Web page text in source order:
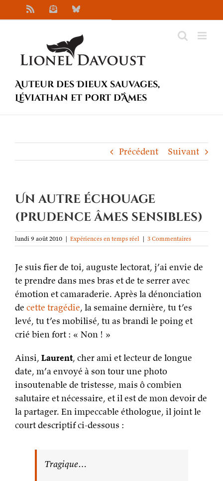
au
NewsletterBluesky
Auteur des Dieux sauvages,
Léviathan et Port d’Âmes
Précédent Suivant
Un autre échouage
(prudence âmes sensibles)
lundi 9 août 2010 | Expériences en temps réel | 3 Commentaires
Je suis fier de toi, auguste lectorat, j’ai envie de
te prendre dans mes bras et de te serrer avec
émotion et camaraderie. Après la dénonciation
de cette tragédie, la semaine dernière, tu t’es
levé, tu t’es mobilisé, tu as brandi le poing et
crié bien fort : « Non ! »
Ainsi, Laurent, cher ami et lecteur de longue
date, m’a envoyé à son tour une photo
insoutenable de tristesse, mais ô combien
salutaire et nécessaire, et il est de mon devoir de
la partager. En impeccable éthologue, il joint le
court descriptif ci-dessous :
Tragique…